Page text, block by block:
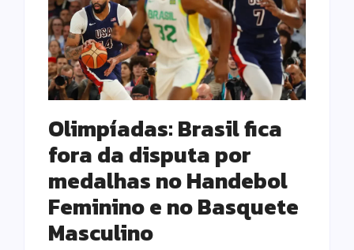
Olimpíadas: Brasil fica
fora da disputa por
medalhas no Handebol
Feminino e no Basquete
Masculino